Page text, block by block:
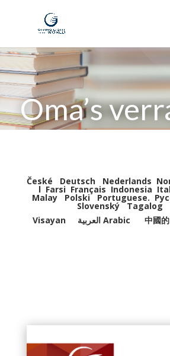
Oma’s
České Deutsch Nederlands
l Farsi Français Indonesia
Malay Polski Portuguese.
Slovenský Tagalog
Visayan
العربية Arabic 中國的